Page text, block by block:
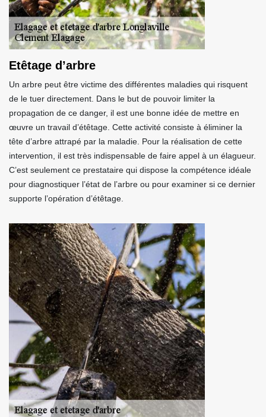
Etêtage d’arbre
Un arbre peut être victime des différentes maladies qui risquent
de le tuer directement. Dans le but de pouvoir limiter la
propagation de ce danger, il est une bonne idée de mettre en
œuvre un travail d’étêtage. Cette activité consiste à éliminer la
tête d’arbre attrapé par la maladie. Pour la réalisation de cette
intervention, il est très indispensable de faire appel à un élagueur.
C’est seulement ce prestataire qui dispose la compétence idéale
pour diagnostiquer l’état de l’arbre ou pour examiner si ce dernier
supporte l’opération d’étêtage.